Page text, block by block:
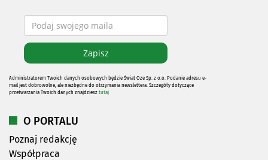
Administratorem Twoich danych osobowych będzie Świat Oze Sp. z o.o. Podanie adresu e-
mail jest dobrowolne, ale niezbędne do otrzymania newslettera. Szczegóły dotyczące
przetwarzania Twoich danych znajdziesz tutaj
O PORTALU
Poznaj redakcję
Współpraca